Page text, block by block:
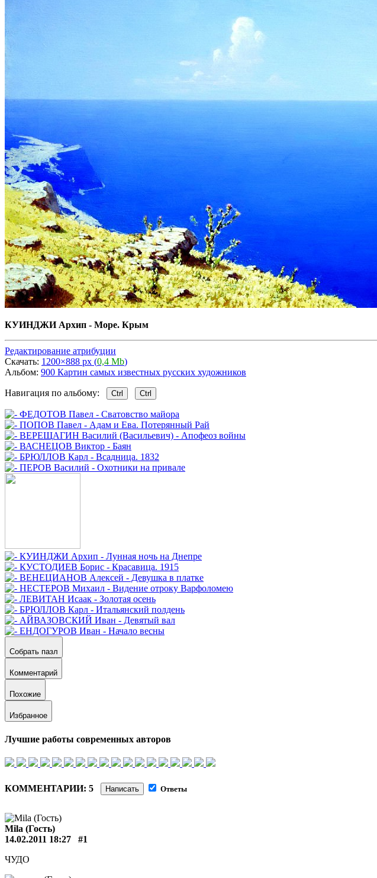
КУИНДЖИ Архип - Море. Крым
Редактирование атрибуции
Скачать: 1200×888 px (0,4 Mb)
Альбом: 900 Картин самых известных русских художников
Навигация по альбому: Ctrl Ctrl
Собрать пазл
Комментарий
Похожие
Избранное
Лучшие работы современных авторов
КОММЕНТАРИИ: 5 Написать Ответы
Mila (Гость)
14.02.2011 18:27
#1
ЧУДО